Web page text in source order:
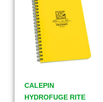
CALEPIN
HYDROFUGE RITE